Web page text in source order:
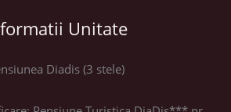
Unitate
Diadis (3 stele)